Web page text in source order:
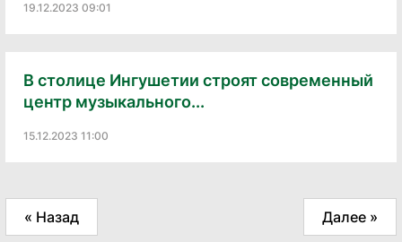
19.12.2023 09:01
В столице Ингушетии строят современный
центр музыкального...
15.12.2023 11:00
« Назад Далее »